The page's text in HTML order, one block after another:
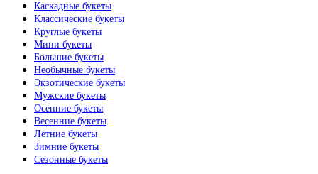
Каскадные букеты
Классические букеты
Круглые букеты
Мини букеты
Большие букеты
Необычные букеты
Экзотические букеты
Мужские букеты
Осенние букеты
Весенние букеты
Летние букеты
Зимние букеты
Сезонные букеты